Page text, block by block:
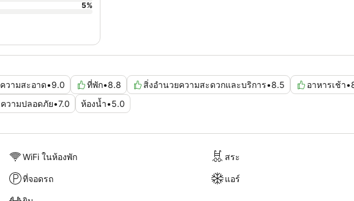
ความสะอาด•9.0 ที่พัก•8.8 สิ่งอำนวยความสะดวกและบริการ•8.5 อาหารเช้า•
ความปลอดภัย•7.0 ห้องน้ำ•5.0
5%
WiFi ในห้องพัก สระ
ที่จอดรถ แอร์